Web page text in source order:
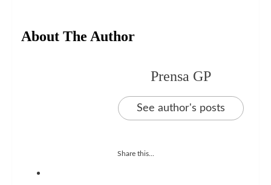
About The Author
Prensa GP
See author's posts
Share this...